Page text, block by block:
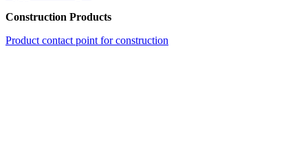
Construction Products
Product contact point for construction